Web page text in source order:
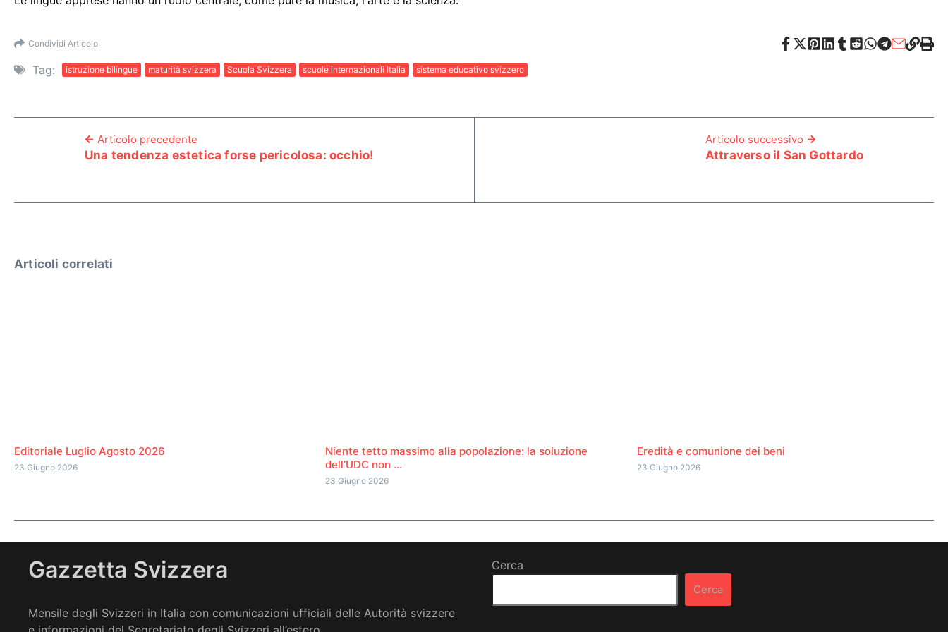
Condividi Articolo
Tag: istruzione bilingue maturità svizzera Scuola Svizzera scuole internazionali Italia sistema educativo svizzero
Articolo precedente
Una tendenza estetica forse pericolosa: occhio!
Articolo successivo
Attraverso il San Gottardo
Articoli correlati
Editoriale Luglio Agosto 2026
23 Giugno 2026
Niente tetto massimo alla popolazione: la soluzione
dell’UDC non ...
23 Giugno 2026
Eredità e comunione dei beni
23 Giugno 2026
Gazzetta Svizzera
Mensile degli Svizzeri in Italia con comunicazioni ufficiali delle Autorità svizzere
Cerca
Cerca